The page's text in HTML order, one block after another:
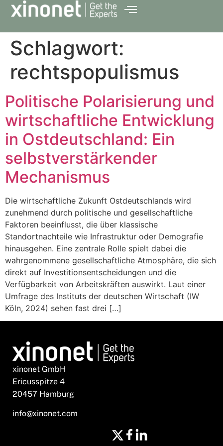
Schlagwort:
rechtspopulismus
Politische Polarisierung und
wirtschaftliche Entwicklung
in Ostdeutschland: Ein
selbstverstärkender
Mechanismus
Die wirtschaftliche Zukunft Ostdeutschlands wird
zunehmend durch politische und gesellschaftliche
Faktoren beeinflusst, die über klassische
Standortnachteile wie Infrastruktur oder Demografie
hinausgehen. Eine zentrale Rolle spielt dabei die
wahrgenommene gesellschaftliche Atmosphäre, die sich
direkt auf Investitionsentscheidungen und die
Verfügbarkeit von Arbeitskräften auswirkt. Laut einer
Umfrage des Instituts der deutschen Wirtschaft (IW
Köln, 2024) sehen fast drei […]
xinonet GmbH
Ericusspitze 4
20457 Hamburg
info@xinonet.com